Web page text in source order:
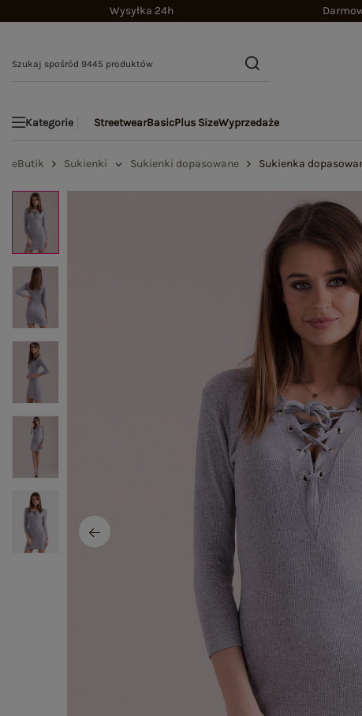
Wysyłka 24h
Kategorie StreetwearBasicPlus SizeWyprzedaże
eButik Sukienki Sukienki dopasowane Sukienka